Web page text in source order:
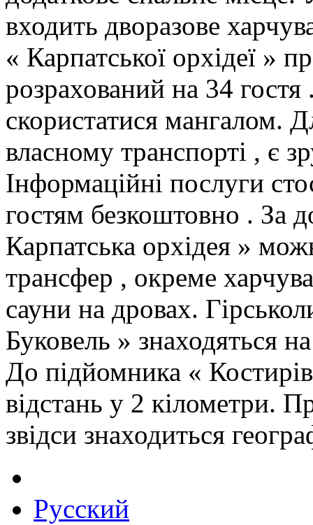
входить дворазове
« Карпатської орхідеї »
розрахований на 34
скористатися мангалом.
власному транспорті , є
Інформаційні послуги
гостям безкоштовно . За
Карпатська орхідея »
трансфер , окреме
сауни на дровах.
Буковель » знаходяться
До підйомника «
відстань у 2 кілометри.
звідси знаходиться
Русский